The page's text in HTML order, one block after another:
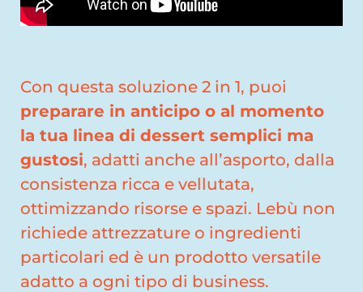
Con questa soluzione 2 in 1, puoi
preparare in anticipo o al momento
la tua linea di dessert semplici ma
gustosi, adatti anche all’asporto, dalla
consistenza ricca e vellutata,
ottimizzando risorse e spazi. Lebù non
richiede attrezzature o ingredienti
particolari ed è un prodotto versatile
adatto a ogni tipo di business.